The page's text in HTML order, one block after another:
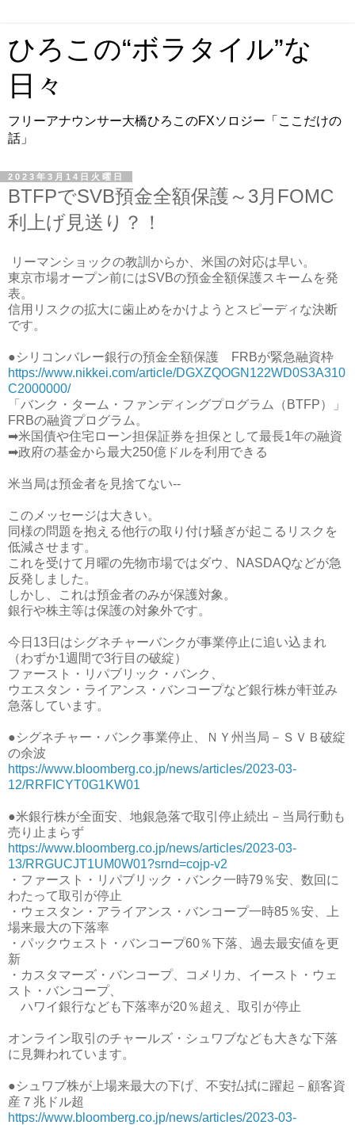
ひろこの“ボラタイル”な
日々
フリーアナウンサー大橋ひろこのFXソロジー「ここだけの
話」
2023年3月14日火曜日
BTFPでSVB預金全額保護～3月FOMC
利上げ見送り？！
リーマンショックの教訓からか、米国の対応は早い。
東京市場オープン前にはSVBの預金全額保護スキームを発
表。
信用リスクの拡大に歯止めをかけようとスピーディな決断
です。
●シリコンバレー銀行の預金全額保護 FRBが緊急融資枠
https://www.nikkei.com/article/DGXZQOGN122WD0S3A310
C2000000/
「バンク・ターム・ファンディングプログラム（BTFP）」
FRBの融資プログラム。
➡米国債や住宅ローン担保証券を担保として最長1年の融資
➡政府の基金から最大250億ドルを利用できる
米当局は預金者を見捨てない--
このメッセージは大きい。
同様の問題を抱える他行の取り付け騒ぎが起こるリスクを
低減させます。
これを受けて月曜の先物市場ではダウ、NASDAQなどが急
反発しました。
しかし、これは預金者のみが保護対象。
銀行や株主等は保護の対象外です。
今日13日はシグネチャーバンクが事業停止に追い込まれ
（わずか1週間で3行目の破綻）
ファースト・リパブリック・バンク、
ウエスタン・ライアンス・バンコープなど銀行株が軒並み
急落しています。
●シグネチャー・バンク事業停止、ＮＹ州当局－ＳＶＢ破綻
の余波
https://www.bloomberg.co.jp/news/articles/2023-03-
12/RRFICYT0G1KW01
●米銀行株が全面安、地銀急落で取引停止続出－当局行動も
売り止まらず
https://www.bloomberg.co.jp/news/articles/2023-03-
13/RRGUCJT1UM0W01?srnd=cojp-v2
・ファースト・リパブリック・バンク一時79％安、数回に
わたって取引が停止
・ウェスタン・アライアンス・バンコープ一時85％安、上
場来最大の下落率
・パックウェスト・バンコープ60％下落、過去最安値を更
新
・カスタマーズ・バンコープ、コメリカ、イースト・ウェ
スト・バンコープ、
ハワイ銀行なども下落率が20％超え、取引が停止
オンライン取引のチャールズ・シュワブなども大きな下落
に見舞われています。
●シュワブ株が上場来最大の下げ、不安払拭に躍起－顧客資
産７兆ドル超
https://www.bloomberg.co.jp/news/articles/2023-03-